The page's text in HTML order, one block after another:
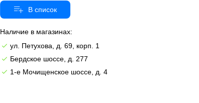
Наличие в магазинах:
ул. Петухова, д. 69, корп. 1
Бердское шоссе, д. 277
1-е Мочищенское шоссе, д. 4